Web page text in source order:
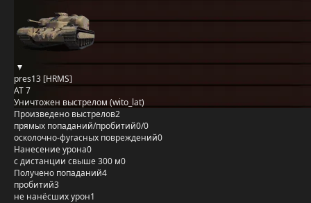
pres13 [HRMS]
AT 7
Уничтожен выстрелом (wito_lat)
Произведено выстрелов2
прямых попаданий/пробитий0/0
осколочно-фугасных повреждений0
Нанесение урона0
с дистанции свыше 300 м0
Получено попаданий4
пробитий3
не нанёсших урон1